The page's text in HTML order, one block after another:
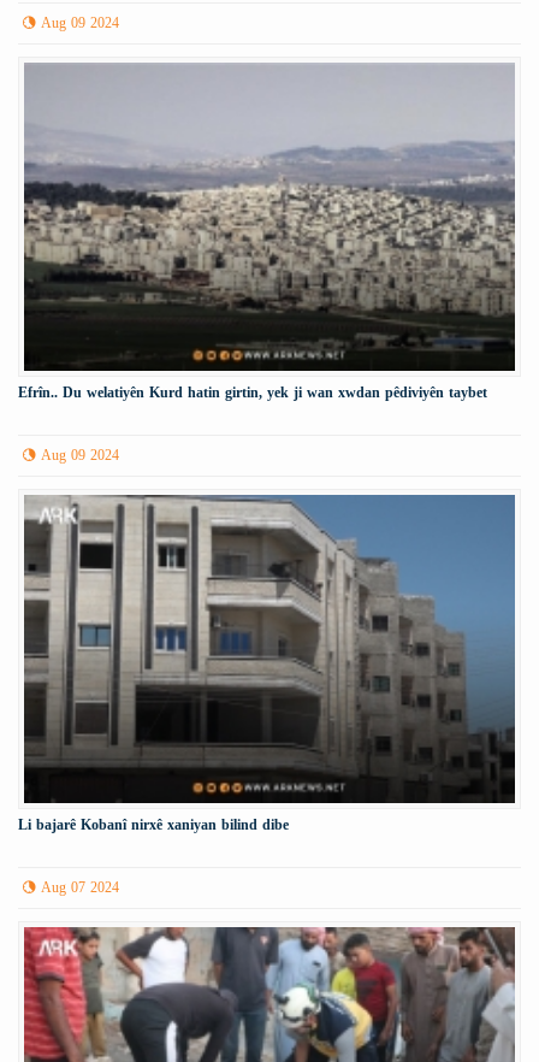
Aug 09 2024
Efrîn.. Du welatiyên Kurd hatin girtin, yek ji wan xwdan pêdiviyên taybet
Aug 09 2024
Li bajarê Kobanî nirxê xaniyan bilind dibe
Aug 07 2024